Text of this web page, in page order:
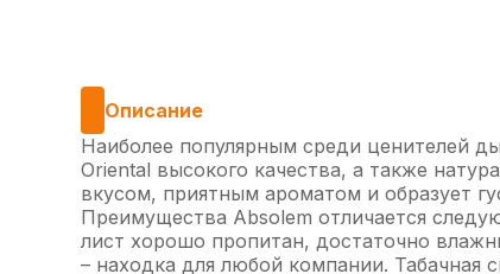
Описание
Наиболее популярным среди ценителей
Oriental высокого качества, а также
вкусом, приятным ароматом и образует
Преимущества Absolem отличается
лист хорошо пропитан, достаточно
– находка для любой компании. Табачная